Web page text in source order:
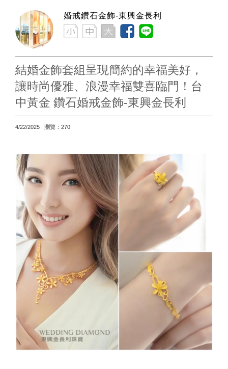
婚戒鑽石金飾-東興金長利
結婚金飾套組呈現簡約的幸福美好，
讓時尚優雅、浪漫幸福雙喜臨門！台
中黃金 鑽石婚戒金飾-東興金長利
4/22/2025 瀏覽：270